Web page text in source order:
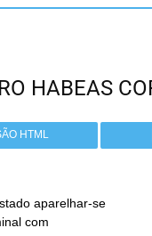
HABEAS
HTML
aparelhar-se